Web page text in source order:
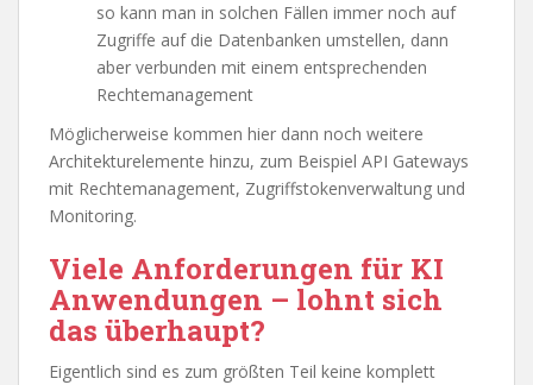
so kann man in solchen Fällen immer noch auf
Zugriffe auf die Datenbanken umstellen, dann
aber verbunden mit einem entsprechenden
Rechtemanagement
Möglicherweise kommen hier dann noch weitere
Architekturelemente hinzu, zum Beispiel API Gateways
mit Rechtemanagement, Zugriffstokenverwaltung und
Monitoring.
Viele Anforderungen für KI
Anwendungen – lohnt sich
das überhaupt?
Eigentlich sind es zum größten Teil keine komplett